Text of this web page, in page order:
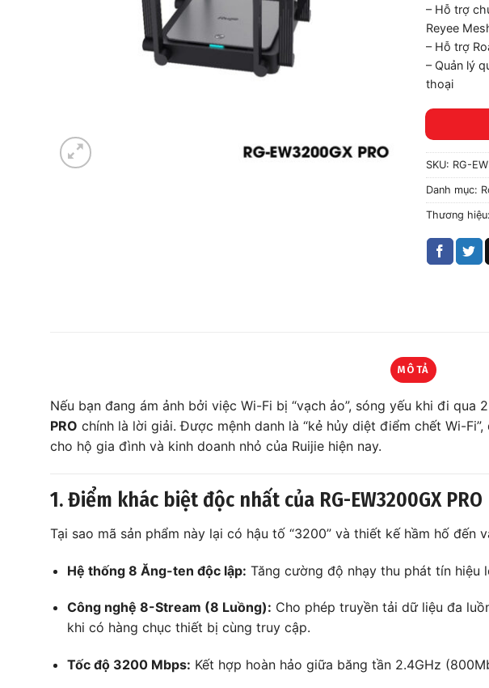
– Hỗ trợ
Reyee
– Hỗ trợ
– Quản lý
thoại
SKU: RG-
Danh mục:
Thương hiệu:
MÔ TẢ
Nếu bạn đang ám ảnh bởi việc Wi-Fi bị “vạch ảo”, sóng yếu khi đi qua
PRO chính là lời giải. Được mệnh danh là “kẻ hủy diệt điểm chết Wi-
cho hộ gia đình và kinh doanh nhỏ của Ruijie hiện nay.
1. Điểm khác biệt độc nhất của RG-EW3200GX PRO
Tại sao mã sản phẩm này lại có hậu tố “3200” và thiết kế hầm hố đến
Hệ thống 8 Ăng-ten độc lập: Tăng cường độ nhạy thu phát tín hiệu
Công nghệ 8-Stream (8 Luồng): Cho phép truyền tải dữ liệu đa
khi có hàng chục thiết bị cùng truy cập.
Tốc độ 3200 Mbps: Kết hợp hoàn hảo giữa băng tần 2.4GHz